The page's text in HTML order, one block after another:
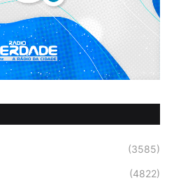
(3585)
(4822)